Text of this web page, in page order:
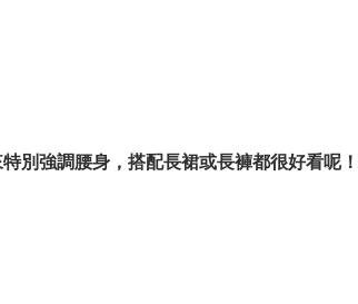
別強調腰身，搭配長裙或長褲都很好看呢！